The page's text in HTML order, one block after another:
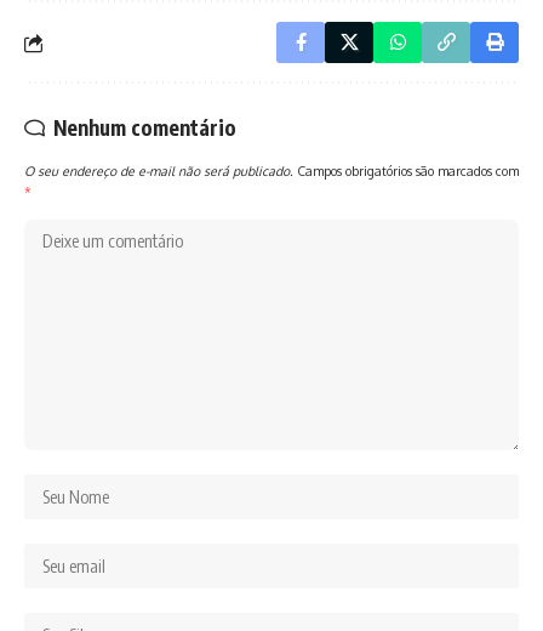
Nenhum comentário
O seu endereço de e-mail não será publicado. Campos obrigatórios são marcados com
*